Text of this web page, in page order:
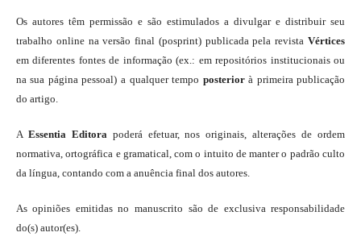
Os autores têm permissão e são estimulados a divulgar e distribuir seu
trabalho online na versão final (posprint) publicada pela revistaVértices
em diferentes fontes de informação (ex.: em repositórios institucionais ou
na sua página pessoal) a qualquer tempo posteriorà primeira publicação
do artigo.
A Essentia Editorapoderá efetuar, nos originais, alterações de ordem
normativa, ortográfica e gramatical, com o intuito de manter o padrão culto
da língua, contando com a anuência final dos autores.
As opiniões emitidas no manuscrito são de exclusiva responsabilidade
do(s) autor(es).